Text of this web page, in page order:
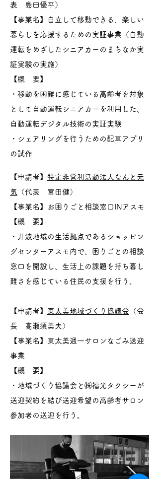
表 島田優平）
【事業名】自立して移動できる、楽しい
暮らしを応援するための実証事業（自動
運転をめざしたシニアカーのまちなか実
証実験の実施）
【概 要】
・移動を困難に感じている高齢者を対象
として自動運転シニアカーを利用した、
自動運転デジタル技術の実証実験
・シェアリングを行うための配車アプリ
の試作
【申請者】 特定非営利活動法人なんと元
気 （代表 富田健）
【事業名】お困りごと相談窓口INアスモ
【概 要】
・井波地域の生活拠点であるショッピン
グセンターアスモ内で、困りごとの相談
窓口を開設し、生活上の課題を持ち暮し
難さを感じている住民の支援を行う。
【申請者】 東太美地域づくり協議会 （会
長 高瀬須美夫）
【事業名】東太美週一サロンなごみ送迎
事業
【概 要】
​・地域づくり協議会と㈱福光タクシーが
送迎契約を結び送迎希望の高齢者サロン
参加者の送迎を行う。